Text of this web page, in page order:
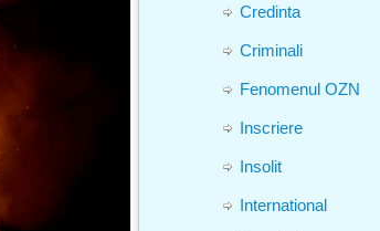
Credinta
Criminali
Fenomenul OZN
Inscriere
Insolit
International